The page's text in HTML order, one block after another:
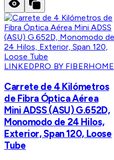
LINKEDPRO BY FIBERHOME
Carrete de 4 Kilómetros
de Fibra Óptica Aérea
Mini ADSS (ASU) G.652D,
Monomodo de 24 Hilos,
Exterior, Span 120, Loose
Tube